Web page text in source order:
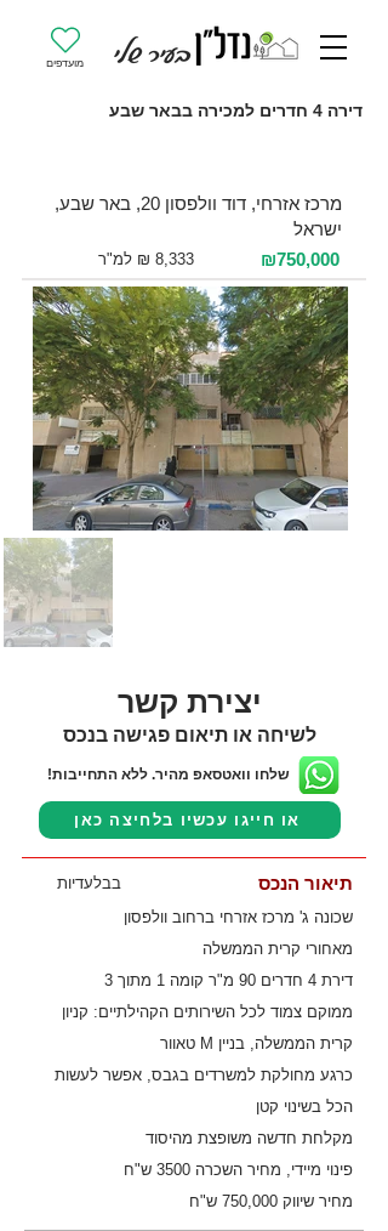
מועדפים
דירה 4 חדרים למכירה בבאר שבע
מרכז אזרחי, דוד וולפסון 20, באר שבע,
ישראל
₪750,000
יצירת קשר
לשיחה או תיאום פגישה בנכס
שלחו וואטסאפ מהיר. ללא התחייבות!
או חייגו עכשיו בלחיצה כאן
בבלעדיות תיאור הנכס
שכונה ג' מרכז אזרחי ברחוב וולפסון
מאחורי קרית הממשלה
דירת 4 חדרים 90 מ"ר קומה 1 מתוך 3
ממוקם צמוד לכל השירותים הקהילתיים: קניון
קרית הממשלה, בניין M טאוור
כרגע מחולקת למשרדים בגבס, אפשר לעשות
הכל בשינוי קטן
מקלחת חדשה משופצת מהיסוד
פינוי מיידי, מחיר השכרה 3500 ש"ח
מחיר שיווק 750,000 ש"ח